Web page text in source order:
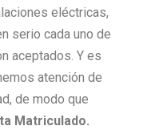
eléctricas,
serio cada uno de
aceptados. Y es
atención de
de modo que
Matriculado.